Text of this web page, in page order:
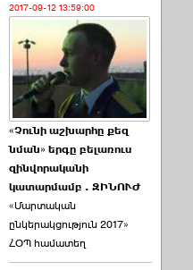
2017-09-12 13:59:00
«Չունի աշխարհը քեզ
նման» երգը բելառուս
զինվորականի
կատարմամբ . ԶԻՆՈՒԺ
«Մարտական
ընկերակցություն 2017»
ՀՕՊ համատեղ